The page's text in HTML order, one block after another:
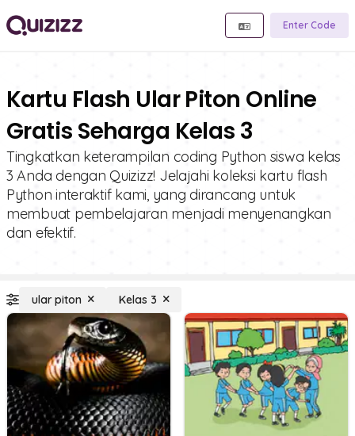
Enter Code
Kartu Flash Ular Piton Online
Gratis Seharga Kelas 3
Tingkatkan keterampilan coding Python siswa kelas
3 Anda dengan Quizizz! Jelajahi koleksi kartu flash
Python interaktif kami, yang dirancang untuk
membuat pembelajaran menjadi menyenangkan
dan efektif.
ular piton Kelas 3